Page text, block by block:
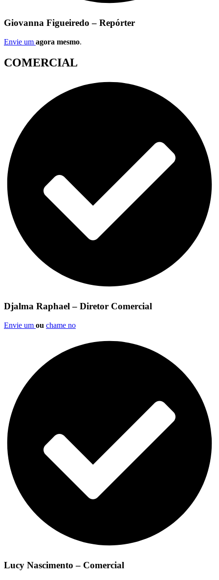
Giovanna Figueiredo – Repórter
Envie um agora mesmo.
COMERCIAL
Djalma Raphael – Diretor Comercial
Envie um ou chame no
Lucy Nascimento – Comercial